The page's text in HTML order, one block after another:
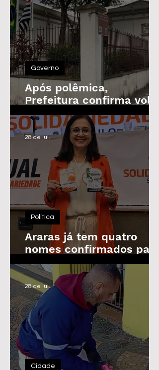
Após polêmica,
Prefeitura confirma volta
do Prêmio de
Assiduidade
Governo
Araras já tem quatro
nomes confirmados para
as Eleições de 2026
Política
28 de jul.
Cidade
28 de jul.